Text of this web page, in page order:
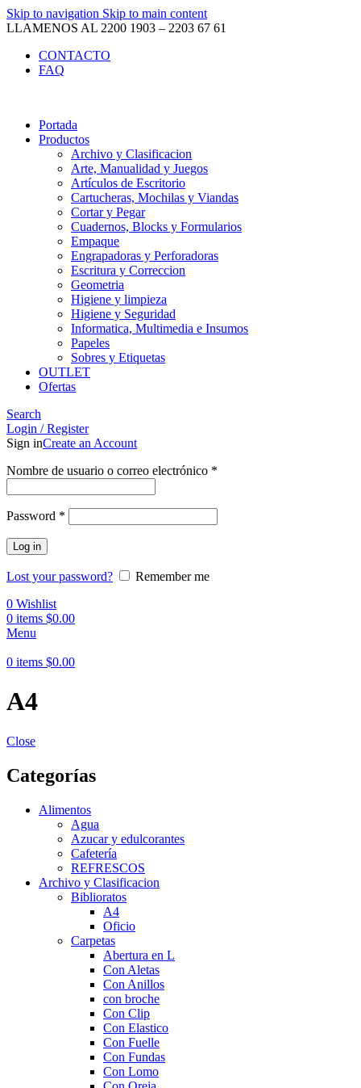
Skip to navigation Skip to main content
LLAMENOS AL 2200 1903 – 2203 67 61
CONTACTO
FAQ
Portada
Productos
Archivo y Clasificacion
Arte, Manualidad y Juegos
Artículos de Escritorio
Cartucheras, Mochilas y Viandas
Cortar y Pegar
Cuadernos, Blocks y Formularios
Empaque
Engrapadoras y Perforadoras
Escritura y Correccion
Geometria
Higiene y limpieza
Higiene y Seguridad
Informatica, Multimedia e Insumos
Papeles
Sobres y Etiquetas
OUTLET
Ofertas
Search
Login / Register
Sign inCreate an Account
Nombre de usuario o correo electrónico *
Password *
Log in
Lost your password?
Remember me
0 Wishlist
0 items $0.00
Menu
0 items $0.00
A4
Close
Categorías
Alimentos
Agua
Azucar y edulcorantes
Cafetería
REFRESCOS
Archivo y Clasificacion
Biblioratos
A4
Oficio
Carpetas
Abertura en L
Con Aletas
Con Anillos
con broche
Con Clip
Con Elastico
Con Fuelle
Con Fundas
Con Lomo